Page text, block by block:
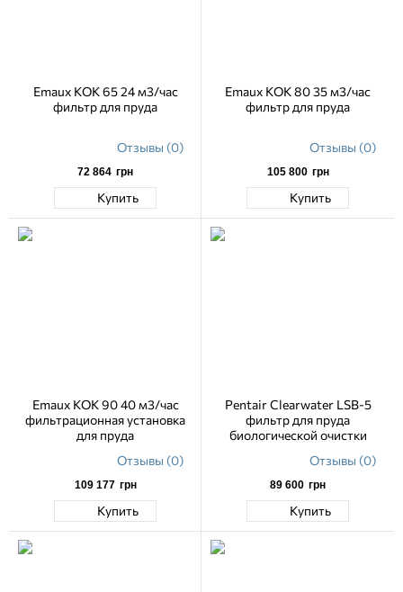
Emaux KOK 65 24 м3/час
фильтр для пруда
Отзывы (0)
72 864 грн
Купить
Emaux KOK 80 35 м3/час
фильтр для пруда
Отзывы (0)
105 800 грн
Купить
Emaux KOK 90 40 м3/час
фильтрационная установка
для пруда
Отзывы (0)
109 177 грн
Купить
Pentair Clearwater LSB-5
фильтр для пруда
биологической очистки
Отзывы (0)
89 600 грн
Купить